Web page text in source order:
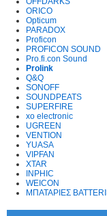
ORICO
Opticum
PARADOX
Proficon
PROFICON SOUND
Pro.fi.con Sound
Prolink
Q&Q
SONOFF
SOUNDPEATS
SUPERFIRE
xo electronic
UGREEN
VENTION
YUASA
VIPFAN
XTAR
INPHIC
WEICON
ΜΠΑΤΑΡΙΕΣ